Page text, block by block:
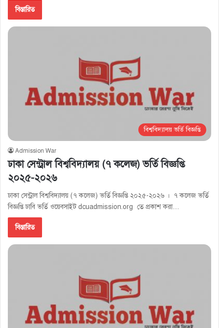
বিস্তারিত
বিশ্ববিদ্যালয় ভর্তি বিজ্ঞপ্তি
Admission War
ঢাকা সেন্ট্রাল বিশ্ববিদ্যালয় (৭ কলেজ) ভর্তি বিজ্ঞপ্তি
২০২৫-২০২৬
ঢাকা সেন্ট্রাল বিশ্ববিদ্যালয় (৭ কলেজ) ভর্তি বিজ্ঞপ্তি ২০২৫-২০২৬ । ৭ কলেজ ভর্তি
বিজ্ঞপ্তি ঢাবি ভর্তি ওয়েবসাইট dcuadmission.org তে প্রকাশ করা…
বিস্তারিত